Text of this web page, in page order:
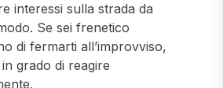
interessi sulla strada da
Se sei frenetico
di fermarti all’improvviso,
grado di reagire